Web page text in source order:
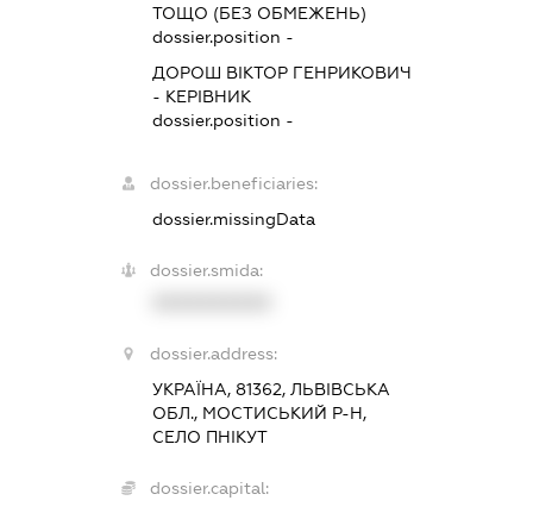
ТОЩО (БЕЗ ОБМЕЖЕНЬ)
dossier.position -
ДОРОШ ВІКТОР ГЕНРИКОВИЧ
- КЕРІВНИК
dossier.position -
dossier.beneficiaries:
dossier.missingData
dossier.smida:
dossier.address:
УКРАЇНА, 81362, ЛЬВІВСЬКА
ОБЛ., МОСТИСЬКИЙ Р-Н,
СЕЛО ПНІКУТ
dossier.capital: